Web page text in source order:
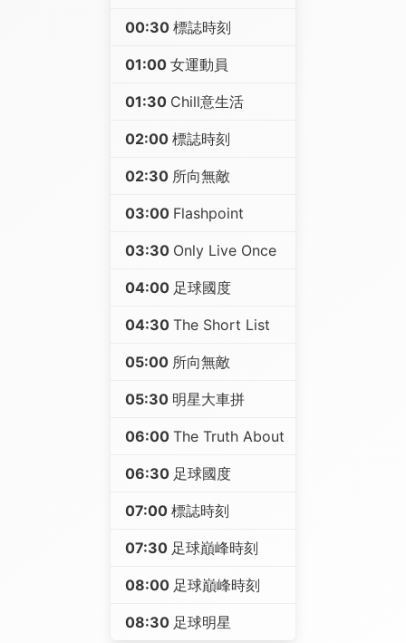
00:30 標誌時刻
01:00 女運動員
01:30 Chill意生活
02:00 標誌時刻
02:30 所向無敵
03:00 Flashpoint
03:30 Only Live Once
04:00 足球國度
04:30 The Short List
05:00 所向無敵
05:30 明星大車拼
06:00 The Truth About
06:30 足球國度
07:00 標誌時刻
07:30 足球巔峰時刻
08:00 足球巔峰時刻
08:30 足球明星